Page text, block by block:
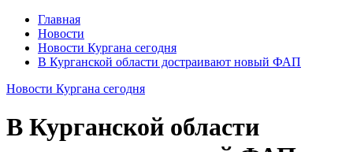
Главная
Новости
Новости Кургана сегодня
В Курганской области достраивают новый ФАП
Новости Кургана сегодня
В Курганской области